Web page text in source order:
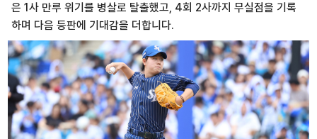
은 1사 만루 위기를 병살로 탈출했고, 4회 2사까지 무실점을 기록
하며 다음 등판에 기대감을 더합니다.